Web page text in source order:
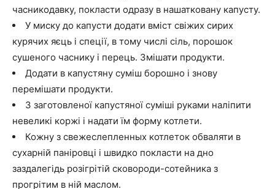
часникодавку, покласти одразу в нашатковану капусту.
У миску до капусти додати вміст свіжих сирих
курячих яєць і спеції, в тому числі сіль, порошок
сушеного часнику і перець. Змішати продукти.
Додати в капустяну суміш борошно і знову
перемішати продукти.
З заготовленої капустяної суміші руками наліпити
невеликі коржі і надати їм форму котлети.
Кожну з свежеслепленных котлеток обваляти в
сухарній паніровці і швидко покласти на дно
заздалегідь розігрітій сковороди-сотейника з
прогрітим в ній маслом.